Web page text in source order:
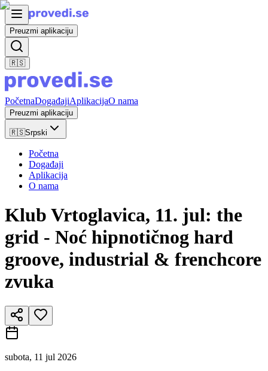
Preuzmi aplikaciju
🇷🇸
PočetnaDogađajiAplikacijaO nama
Preuzmi aplikaciju
🇷🇸Srpski
Početna
Događaji
Aplikacija
O nama
Klub Vrtoglavica, 11. jul: the
grid - Noć hipnotičnog hard
groove, industrial & frenchcore
zvuka
subota, 11 jul 2026